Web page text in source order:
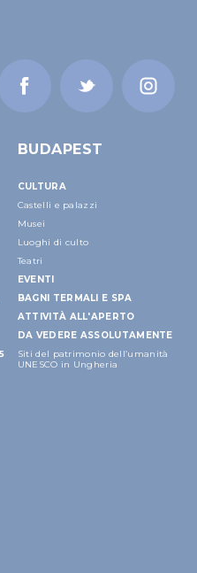
BUDAPEST
CULTURA
Castelli e palazzi
Musei
Luoghi di culto
Teatri
EVENTI
BAGNI TERMALI E SPA
ATTIVITÀ ALL'APERTO
DA VEDERE ASSOLUTAMENTE
Siti del patrimonio dell’umanità
UNESCO in Ungheria